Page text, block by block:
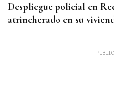
Despliegue policial en
atrincherado en su